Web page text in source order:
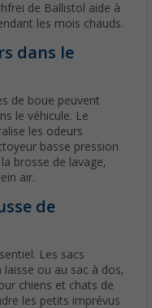
de Ballistol aide à
les mois chauds.
dans le
de boue peuvent
le véhicule. Le
les odeurs
basse pression
brosse de lavage,
air.
de
Les sacs
laisse ou au sac à dos,
chiens et chats de
les petits imprévus